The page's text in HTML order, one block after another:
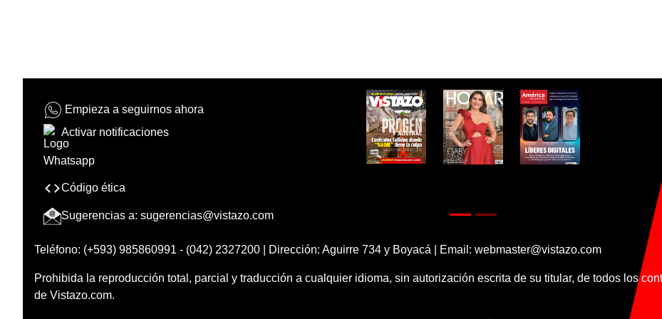
Empieza a seguirnos ahora
Activar notificaciones
Código ética
Sugerencias a: sugerencias@vistazo.com
Teléfono: (+593) 985860991 - (042) 2327200 | Dirección: Aguirre 734 y Boyacá | Email: webmaster@vistazo.com
Prohibida la reproducción total, parcial y traducción a cualquier idioma, sin autorización escrita de su titular, de todos los
de Vistazo.com.